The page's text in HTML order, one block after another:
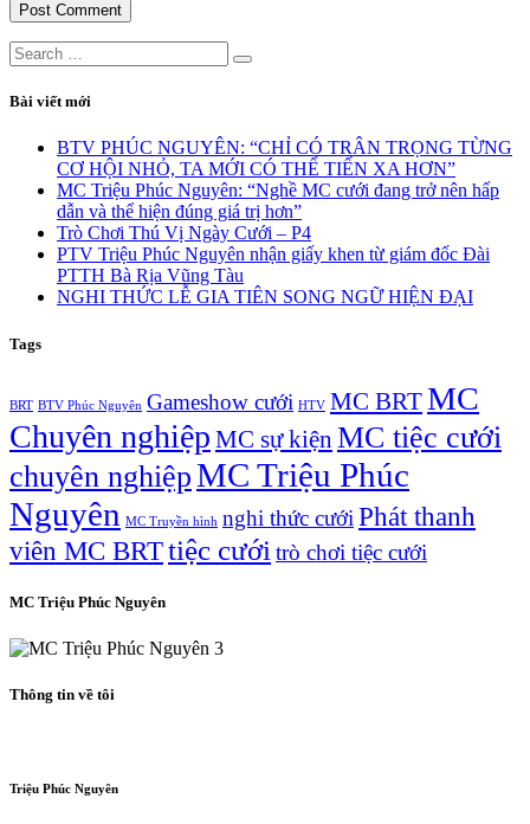
Post Comment
Bài viết mới
BTV PHÚC NGUYÊN: “CHỈ CÓ TRÂN TRỌNG TỪNG
CƠ HỘI NHỎ, TA MỚI CÓ THỂ TIẾN XA HƠN”
MC Triệu Phúc Nguyên: “Nghề MC cưới đang trở nên hấp
dẫn và thể hiện đúng giá trị hơn”
Trò Chơi Thú Vị Ngày Cưới – P4
PTV Triệu Phúc Nguyên nhận giấy khen từ giám đốc Đài
PTTH Bà Rịa Vũng Tàu
NGHI THỨC LỄ GIA TIÊN SONG NGỮ HIỆN ĐẠI
Tags
BRT BTV Phúc Nguyên Gameshow cưới HTV MC BRTMC
Chuyên nghiệp MC sự kiện MC tiệc cưới
chuyên nghiệpMC Triệu Phúc
Nguyên MC Truyền hình nghi thức cưới Phát thanh
viên MC BRTtiệc cưới trò chơi tiệc cưới
MC Triệu Phúc Nguyên
Thông tin về tôi
Triệu Phúc Nguyên